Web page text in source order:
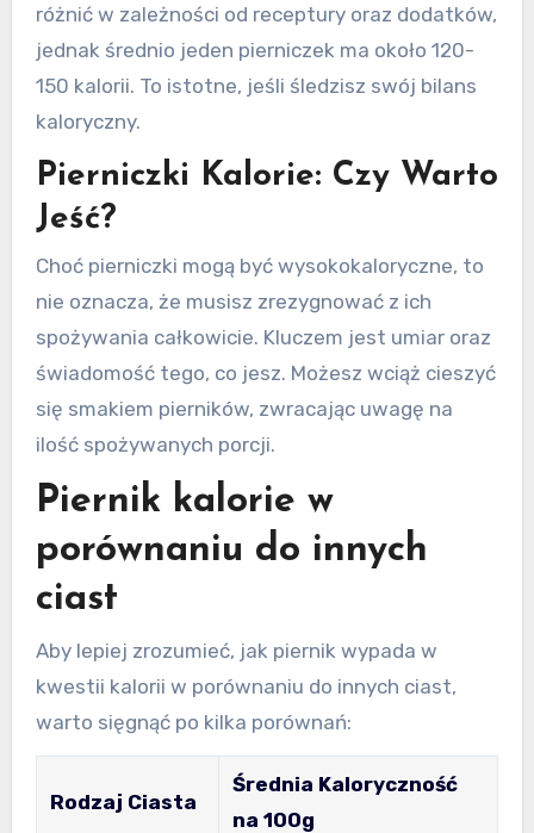
różnić w zależności od receptury oraz dodatków,
jednak średnio jeden pierniczek ma około 120-
150 kalorii. To istotne, jeśli śledzisz swój bilans
kaloryczny.
Pierniczki Kalorie: Czy Warto
Jeść?
Choć pierniczki mogą być wysokokaloryczne, to
nie oznacza, że musisz zrezygnować z ich
spożywania całkowicie. Kluczem jest umiar oraz
świadomość tego, co jesz. Możesz wciąż cieszyć
się smakiem pierników, zwracając uwagę na
ilość spożywanych porcji.
Piernik kalorie w
porównaniu do innych
ciast
Aby lepiej zrozumieć, jak piernik wypada w
kwestii kalorii w porównaniu do innych ciast,
warto sięgnąć po kilka porównań:
Rodzaj Ciasta
Średnia Kaloryczność
na 100g